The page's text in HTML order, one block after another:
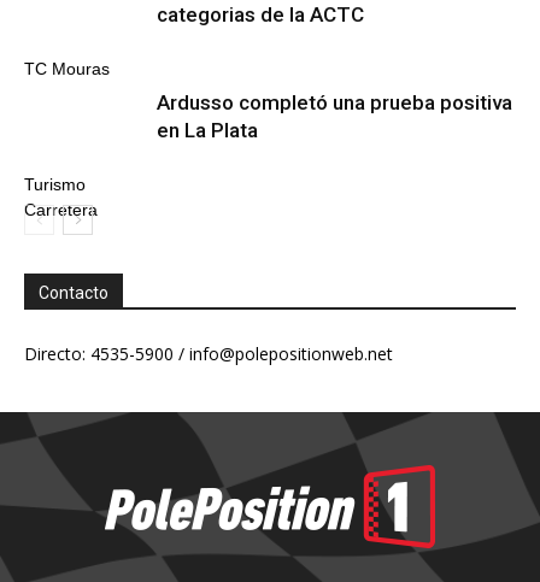
TC Mouras
categorias de la ACTC
Turismo
Carretera
Ardusso completó una prueba positiva
en La Plata
Contacto
Directo: 4535-5900 / info@polepositionweb.net